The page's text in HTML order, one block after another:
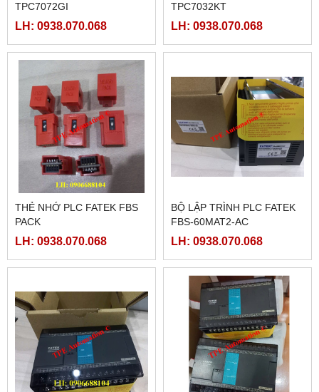
TPC7072GI
LH: 0938.070.068
TPC7032KT
LH: 0938.070.068
THẺ NHỚ PLC FATEK FBS
PACK
LH: 0938.070.068
BỘ LẬP TRÌNH PLC FATEK
FBS-60MAT2-AC
LH: 0938.070.068